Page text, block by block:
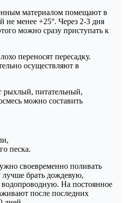
материалом помещают в
не менее +25°. Через 2-3 дня
можно сразу приступать к
переносят пересадку.
осуществляют в
рыхлый, питательный,
можно составить
песка.
своевременно поливать
брать дождевую,
водопроводную. На постоянное
после последних